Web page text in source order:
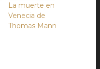
La muerte en
Venecia de
Thomas Mann